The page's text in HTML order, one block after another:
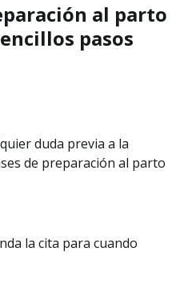
al parto
pasos
duda previa a la
de preparación al parto
la cita para cuando